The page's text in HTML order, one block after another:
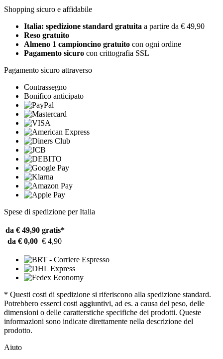
Shopping sicuro e affidabile
Italia: spedizione standard gratuita a partire da € 49,90
Reso gratuito
Almeno 1 campioncino gratuito con ogni ordine
Pagamento sicuro con crittografia SSL
Pagamento sicuro attraverso
Contrassegno
Bonifico anticipato
Spese di spedizione per Italia
da € 49,90 gratis*
da € 0,00 € 4,90
* Questi costi di spedizione si riferiscono alla spedizione standard.
Potrebbero esserci costi aggiuntivi, ad es. a causa del peso, delle
dimensioni o delle caratterstiche specifiche dei prodotti. Queste
informazioni sono indicate direttamente nella descrizione del
prodotto.
Aiuto